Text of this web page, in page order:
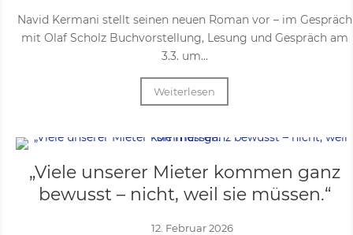
Navid Kermani stellt seinen neuen Roman vor – im Gespräch
mit Olaf Scholz Buchvorstellung, Lesung und Gespräch am
3.3. um...
Weiterlesen
„Viele unserer Mieter kommen ganz
bewusst – nicht, weil sie müssen.“
12. Februar 2026